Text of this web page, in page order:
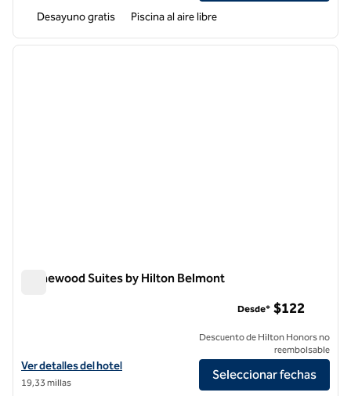
Desayuno gratis Piscina al aire libre
1 de 12
Homewood Suites by Hilton Belmont
Ver detalles del hotel Homewood Suites by Hilton Belmont
Ver detalles del hotel
19,33 millas
Desde* $122
Descuento de Hilton Honors no
reembolsable
Seleccionar fechas